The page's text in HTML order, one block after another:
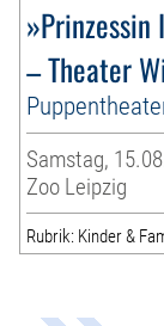
– Theater
Samstag,
Zoo Leipzig
Rubrik: Kinder &